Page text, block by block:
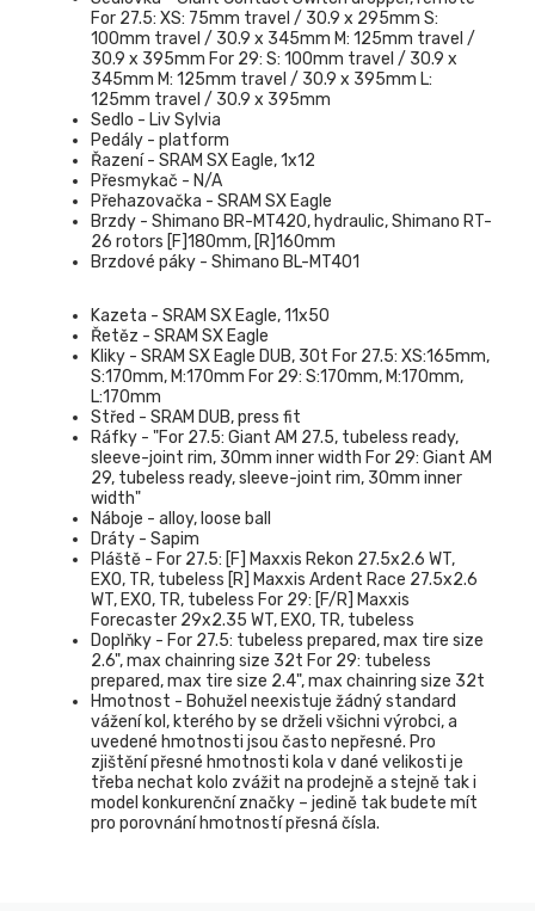
For 27.5: XS: 75mm travel / 30.9 x 295mm S:
100mm travel / 30.9 x 345mm M: 125mm travel /
30.9 x 395mm For 29: S: 100mm travel / 30.9 x
345mm M: 125mm travel / 30.9 x 395mm L:
125mm travel / 30.9 x 395mm
Sedlo - Liv Sylvia
Pedály - platform
Řazení - SRAM SX Eagle, 1x12
Přesmykač - N/A
Přehazovačka - SRAM SX Eagle
Brzdy - Shimano BR-MT420, hydraulic, Shimano RT-
26 rotors [F]180mm, [R]160mm
Brzdové páky - Shimano BL-MT401
Kazeta - SRAM SX Eagle, 11x50
Řetěz - SRAM SX Eagle
Kliky - SRAM SX Eagle DUB, 30t For 27.5: XS:165mm,
S:170mm, M:170mm For 29: S:170mm, M:170mm,
L:170mm
Střed - SRAM DUB, press fit
Ráfky - "For 27.5: Giant AM 27.5, tubeless ready,
sleeve-joint rim, 30mm inner width For 29: Giant AM
29, tubeless ready, sleeve-joint rim, 30mm inner
width"
Náboje - alloy, loose ball
Dráty - Sapim
Pláště - For 27.5: [F] Maxxis Rekon 27.5x2.6 WT,
EXO, TR, tubeless [R] Maxxis Ardent Race 27.5x2.6
WT, EXO, TR, tubeless For 29: [F/R] Maxxis
Forecaster 29x2.35 WT, EXO, TR, tubeless
Doplňky - For 27.5: tubeless prepared, max tire size
2.6", max chainring size 32t For 29: tubeless
prepared, max tire size 2.4", max chainring size 32t
Hmotnost - Bohužel neexistuje žádný standard
vážení kol, kterého by se drželi všichni výrobci, a
uvedené hmotnosti jsou často nepřesné. Pro
zjištění přesné hmotnosti kola v dané velikosti je
třeba nechat kolo zvážit na prodejně a stejně tak i
model konkurenční značky – jedině tak budete mít
pro porovnání hmotností přesná čísla.